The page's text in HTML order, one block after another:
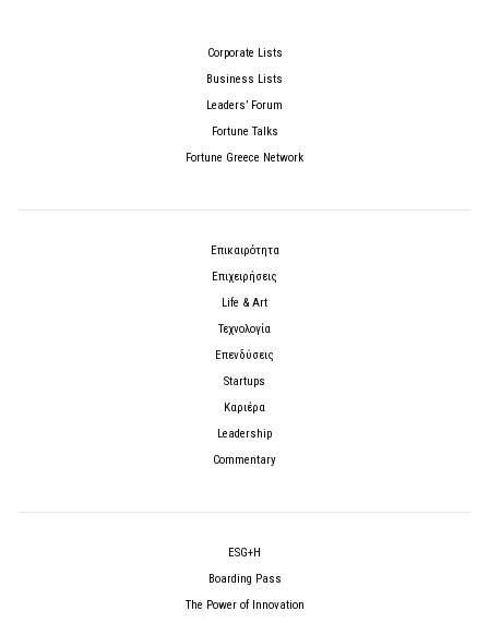
Corporate Lists
Business Lists
Leaders’ Forum
Fortune Talks
Fortune Greece Network
Επικαιρότητα
Επιχειρήσεις
Life & Art
Τεχνολογία
Επενδύσεις
Startups
Καριέρα
Leadership
Commentary
ESG+H
Boarding Pass
The Power of Innovation